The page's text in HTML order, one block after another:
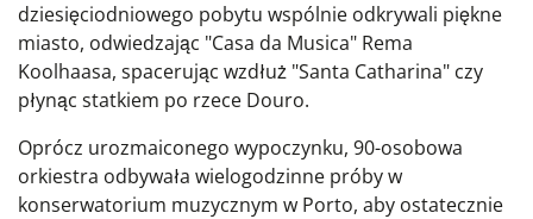
dziesięciodniowego pobytu wspólnie odkrywali piękne
miasto, odwiedzając "Casa da Musica" Rema
Koolhaasa, spacerując wzdłuż "Santa Catharina" czy
płynąc statkiem po rzece Douro.
Oprócz urozmaiconego wypoczynku, 90-osobowa
orkiestra odbywała wielogodzinne próby w
konserwatorium muzycznym w Porto, aby ostatecznie